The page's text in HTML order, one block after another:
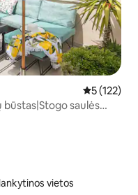
Vidutinis
5 (122)
būstas|Stogo saulės
vietos